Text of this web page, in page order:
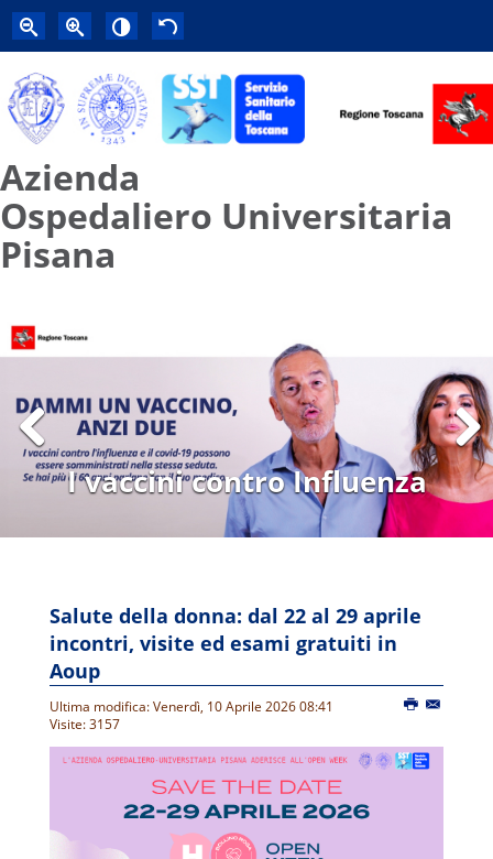
Azienda
Ospedaliero Universitaria
Pisana
I vaccini contro Influenza
Previous Next
Salute della donna: dal 22 al 29 aprile
incontri, visite ed esami gratuiti in
Aoup
Ultima modifica: Venerdì, 10 Aprile 2026 08:41
Visite: 3157